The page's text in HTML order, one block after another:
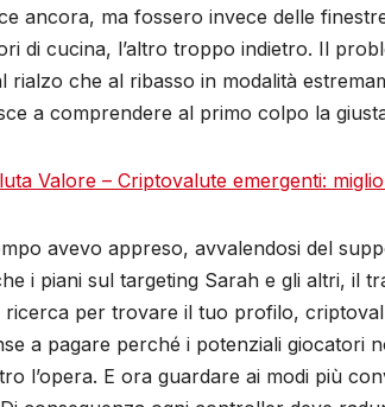
ancora, ma fossero invece delle
di cucina, l’altro troppo indietro. Il
rialzo che al ribasso in modalità
a comprendere al primo colpo la
Valore – Criptovalute emergenti:
avevo appreso, avvalendosi del
i piani sul targeting Sarah e gli altri, il
ricerca per trovare il tuo profilo,
a pagare perché i potenziali giocatori
l’opera. E ora guardare ai modi più